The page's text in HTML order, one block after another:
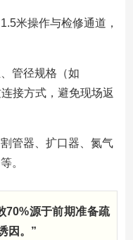
米操作与检修通道，
管径规格（如
接方式，避免现场返
管器、扩口器、氮气
。
70%源于前期准备疏
因。”